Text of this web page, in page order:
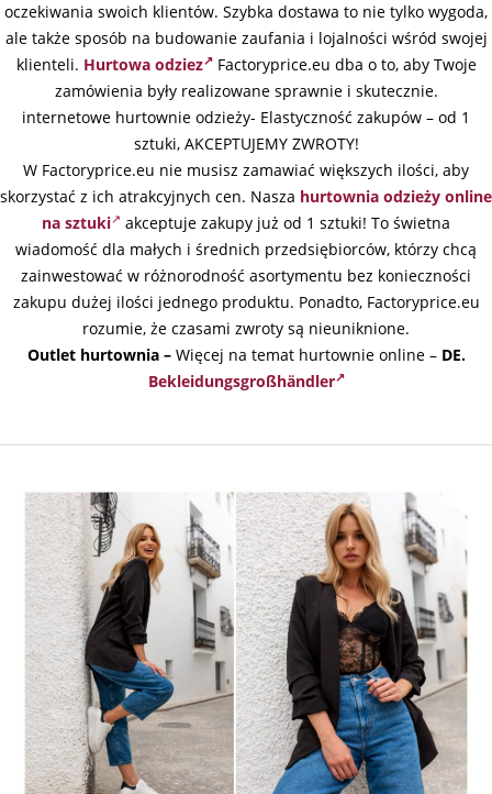
oczekiwania swoich klientów. Szybka dostawa to nie tylko wygoda,
ale także sposób na budowanie zaufania i lojalności wśród swojej
klienteli. Hurtowa odziez Factoryprice.eu dba o to, aby Twoje
zamówienia były realizowane sprawnie i skutecznie.
internetowe hurtownie odzieży- Elastyczność zakupów – od 1
sztuki, AKCEPTUJEMY ZWROTY!
W Factoryprice.eu nie musisz zamawiać większych ilości, aby
skorzystać z ich atrakcyjnych cen. Nasza hurtownia odzieży online
na sztuki
akceptuje zakupy już od 1 sztuki! To świetna
wiadomość dla małych i średnich przedsiębiorców, którzy chcą
zainwestować w różnorodność asortymentu bez konieczności
zakupu dużej ilości jednego produktu. Ponadto, Factoryprice.eu
rozumie, że czasami zwroty są nieuniknione.
Outlet hurtownia – Więcej na temat hurtownie online – DE.
Bekleidungsgroßhändler